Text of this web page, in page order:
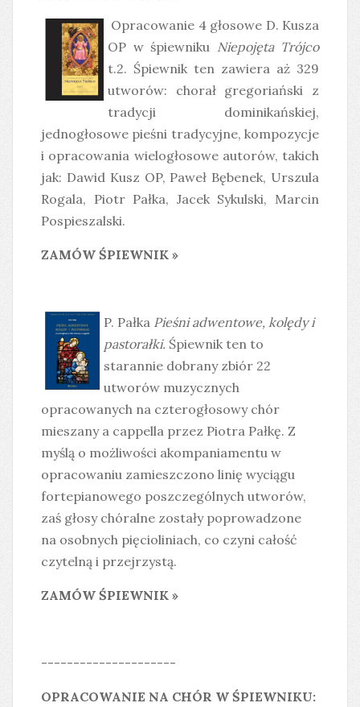
Opracowanie 4 głosowe D. Kusza
OP w śpiewniku Niepojęta Trójco
t.2. Śpiewnik ten zawiera aż 329
utworów: chorał gregoriański z
tradycji dominikańskiej,
jednogłosowe pieśni tradycyjne, kompozycje
i opracowania wielogłosowe autorów, takich
jak: Dawid Kusz OP, Paweł Bębenek, Urszula
Rogala, Piotr Pałka, Jacek Sykulski, Marcin
Pospieszalski.
ZAMÓW ŚPIEWNIK »
P. Pałka Pieśni adwentowe, kolędy i
pastorałki. Śpiewnik ten to
starannie dobrany zbiór 22
utworów muzycznych
opracowanych na czterogłosowy chór
mieszany a cappella przez Piotra Pałkę. Z
myślą o możliwości akompaniamentu w
opracowaniu zamieszczono linię wyciągu
fortepianowego poszczególnych utworów,
zaś głosy chóralne zostały poprowadzone
na osobnych pięcioliniach, co czyni całość
czytelną i przejrzystą.
ZAMÓW ŚPIEWNIK »
---------------------
OPRACOWANIE NA CHÓR W ŚPIEWNIKU: